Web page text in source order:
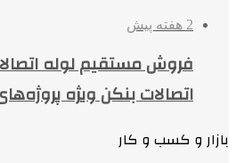
2 هفته پیش
فروش مستقیم لوله
اتصالات بنکن ویژه
بازار و کسب و کار